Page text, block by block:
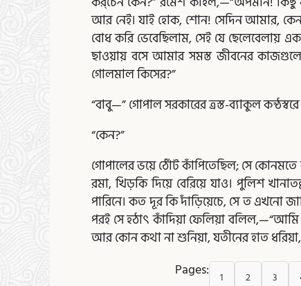
আর নেই। যাই হোক, শোন! সেদিন আমার, কেন
বোধ করি ভেবেছিলাম, সেই যে
ছাওয়ায় বসে আমার সমস্ত জীবনের
গোলমাল কিসের?”
“বাবু—” গোপাল সরকারের ত্রস্ত-ব্যাকুল
“কেন?”
গোপালের ভয়ে ঠোঁট কাঁপিতেছিল; সে কোনমতে
রমা, খিড়কি দিয়ে বেরিয়ে যাও। পুলিশ
পারিনে। কত দূর কি দাঁড়িয়েচে, সে ত এখনো
পরই সে হঠাৎ কাঁদিয়া ফেলিয়া বলিল,—“আমি
আর কোন কথা না শুনিয়া, যতীনের হাত ধরিয়া,
Pages:
1 2 3